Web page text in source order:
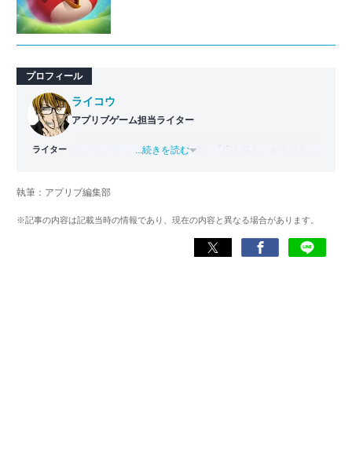
プロフィール
ライター
ライコウ
アプリブゲーム担当ライター
バンタンゲームアカデミー 出身。「広く深く」をモットー
ゲームだけでも1,000本以上。ゲーム開発者を目指した経験
くして面白さを引き出し、人々に伝えるためゲームライタ
...続きを読む
執筆：アプリブ編集部
※記事の内容は記載当時の情報であり、現在の内容と異なる場合があります。